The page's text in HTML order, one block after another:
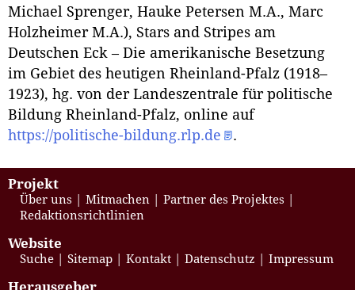
Michael Sprenger, Hauke Petersen M.A., Marc
Holzheimer M.A.), Stars and Stripes am
Deutschen Eck – Die amerikanische Besetzung
im Gebiet des heutigen Rheinland-Pfalz (1918–
1923), hg. von der Landeszentrale für politische
Bildung Rheinland-Pfalz, online auf
https://politische-bildung.rlp.de
.
Projekt
Über uns Mitmachen
Partner des Projektes
Redaktionsrichtlinien
Website
Suche Sitemap Kontakt Datenschutz Impressum
Herausgeber